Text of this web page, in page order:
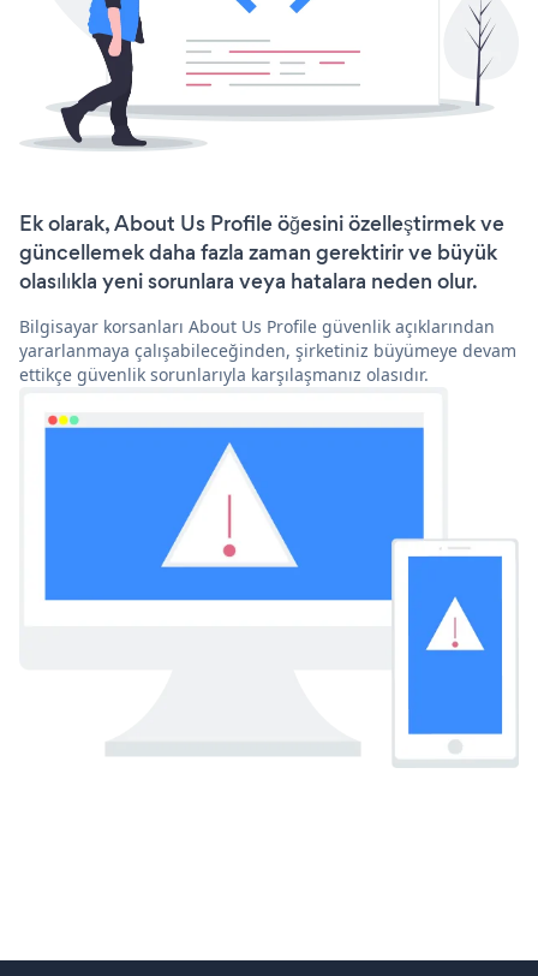
Ek olarak, About Us Profile öğesini özelleştirmek ve
güncellemek daha fazla zaman gerektirir ve büyük
olasılıkla yeni sorunlara veya hatalara neden olur.
Bilgisayar korsanları About Us Profile güvenlik açıklarından
yararlanmaya çalışabileceğinden, şirketiniz büyümeye devam
ettikçe güvenlik sorunlarıyla karşılaşmanız olasıdır.